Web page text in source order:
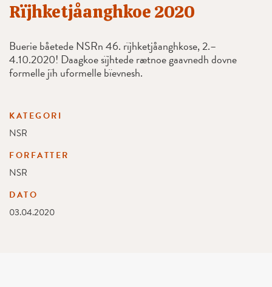
Rïjhketjåanghkoe 2020
Buerie båetede NSRn 46. rïjhketjåanghkose, 2.–
4.10.2020! Daagkoe sïjhtede rætnoe gaavnedh dovne
formelle jïh uformelle bïevnesh.
KATEGORI
NSR
FORFATTER
NSR
DATO
03.04.2020